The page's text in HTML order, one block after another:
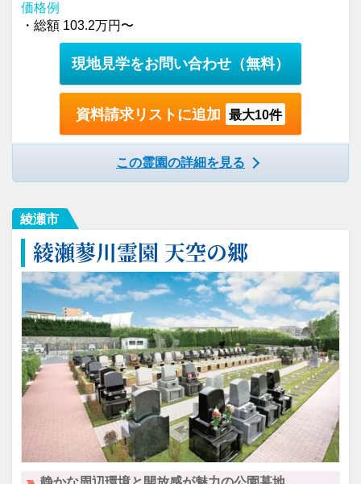
価格例
・総額 103.2万円〜
現地見学をお問い合わせ （無料）
資料請求リストに追加 最大10件
この霊園の詳細を見る
綾瀬市
綾瀬蓼川霊園 天空の郷